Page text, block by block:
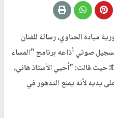
ميادة الحناوي، رسالة للفنان
صوتي أذاعه برنامج "المساء
مع قصواء"، المعروض على قناة ten: حيث قالت: "أحيي الأستاذ هاني،
يديه لأنه يمنع التدهور في